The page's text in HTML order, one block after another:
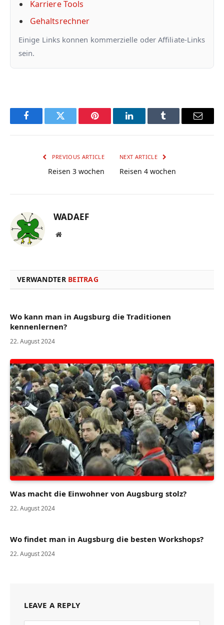
Karriere Tools
Gehaltsrechner
Einige Links konnen kommerzielle oder Affiliate-Links
sein.
FacebookTwitter Pinterest LinkedInTumblr Email
PREVIOUS ARTICLE
Reisen 3 wochen
NEXT ARTICLE
Reisen 4 wochen
WADAEF
Website
VERWANDTER BEITRAG
Wo kann man in Augsburg die Traditionen
kennenlernen?
22. August 2024
Was macht die Einwohner von Augsburg stolz?
22. August 2024
Wo findet man in Augsburg die besten Workshops?
22. August 2024
LEAVE A REPLY